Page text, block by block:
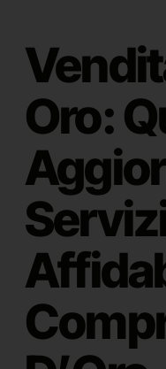
Oro: